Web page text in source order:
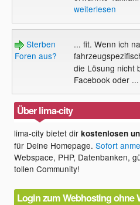
weiterlesen
Sterben
Foren aus?
... fit. Wenn ich
die Lösung nicht
Facebook oder ...
Über lima-city
lima-city bietet dirkostenlosen
für Deine Homepage.Sofort
Webspace, PHP, Datenbanken,
tollen Community!
Login zum Webhosting ohne